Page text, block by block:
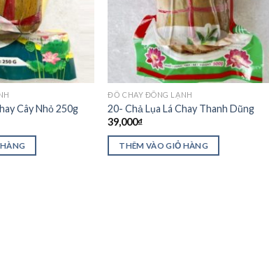
Cây Nhỏ 250g
ĐỒ CHAY ĐÔNG LẠNH
20- Chả Lụa Lá Chay Thanh Dũng
39,000₫
THÊM VÀO GIỎ HÀNG